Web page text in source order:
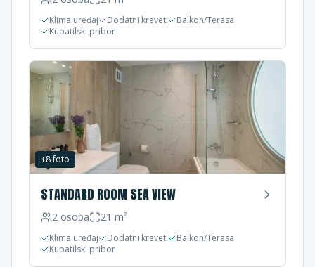
Klima uređaj Dodatni kreveti
Balkon/Terasa
Kupatilski pribor
+8foto
STANDARD ROOM SEA VIEW
2 osoba 21 m²
Klima uređaj Dodatni kreveti
Balkon/Terasa
Kupatilski pribor